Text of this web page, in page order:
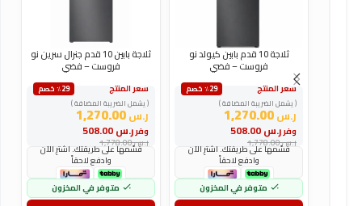
ثلاجة 10 قدم بابين كيولد نو
فروست – فضي
سعر المنتج
٪29 خصم
( يشمل الضريبة المضافة )
ر.س1,270.00
وفرر.س
ر.س1,778.00
قسّمها على طريقتك. اشترِ الآن
وادفع لاحقاً
متوفر في المخزون
ثلاجة بابين 10 قدم جنرال سرين نو
فروست – فضي
سعر المنتج
٪29 خصم
( يشمل الضريبة المضافة )
ر.س1,270.00
وفرر.س
ر.س1,778.00
قسّمها على طريقتك. اشترِ الآن
وادفع لاحقاً
متوفر في المخزون